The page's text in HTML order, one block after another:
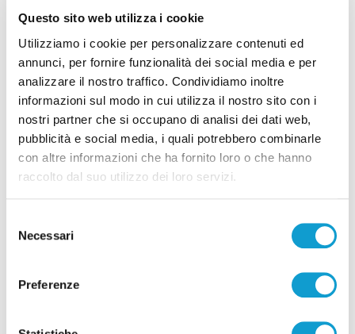
Questo sito web utilizza i cookie
Utilizziamo i cookie per personalizzare contenuti ed
annunci, per fornire funzionalità dei social media e per
analizzare il nostro traffico. Condividiamo inoltre
informazioni sul modo in cui utilizza il nostro sito con i
nostri partner che si occupano di analisi dei dati web,
pubblicità e social media, i quali potrebbero combinarle
con altre informazioni che ha fornito loro o che hanno
raccolto dal suo utilizzo dei loro servizi.
delNecessari
Preferenze
Correlati